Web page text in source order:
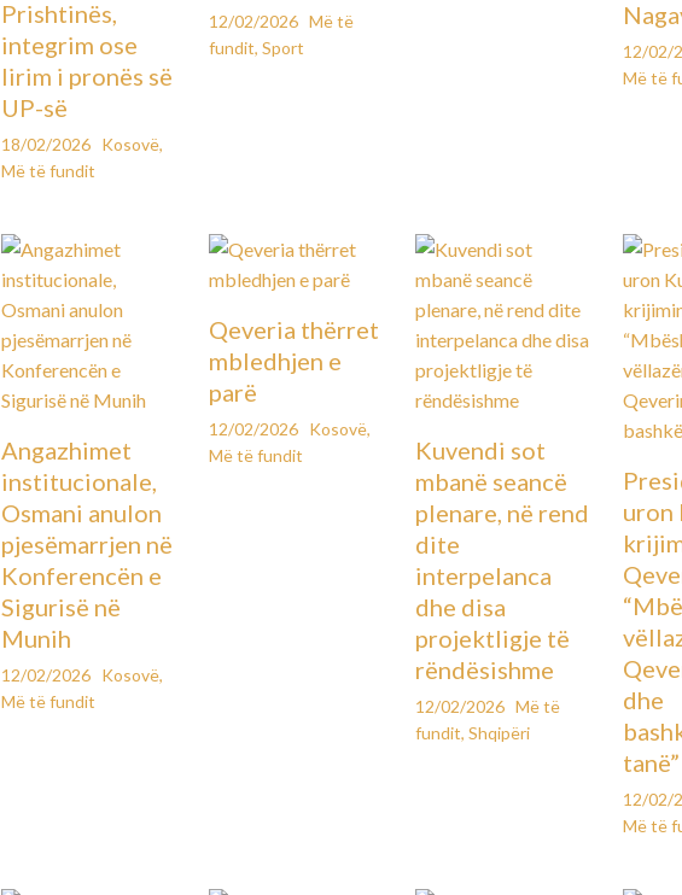
Prishtinës,
integrim ose
lirim i pronës së
UP-së
18/02/2026 Kosovë,
Më të fundit
12/02/2026 Më të
fundit, Sport 12/02/
Më të
Angazhimet
institucionale,
Osmani anulon
pjesëmarrjen në
Konferencën e
Sigurisë në
Munih
12/02/2026 Kosovë,
Më të fundit
Qeveria thërret
mbledhjen e
parë
12/02/2026 Kosovë,
Më të fundit
Kuvendi sot
mbanë seancë
plenare, në rend
dite
interpelanca
dhe disa
projektligje të
rëndësishme
12/02/2026 Më të
fundit,Shqipëri
uron
dhe
tanë”
12/02/
Më të